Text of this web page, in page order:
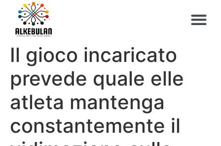
Il gioco incaricato
prevede quale elle
atleta mantenga
constantemente il